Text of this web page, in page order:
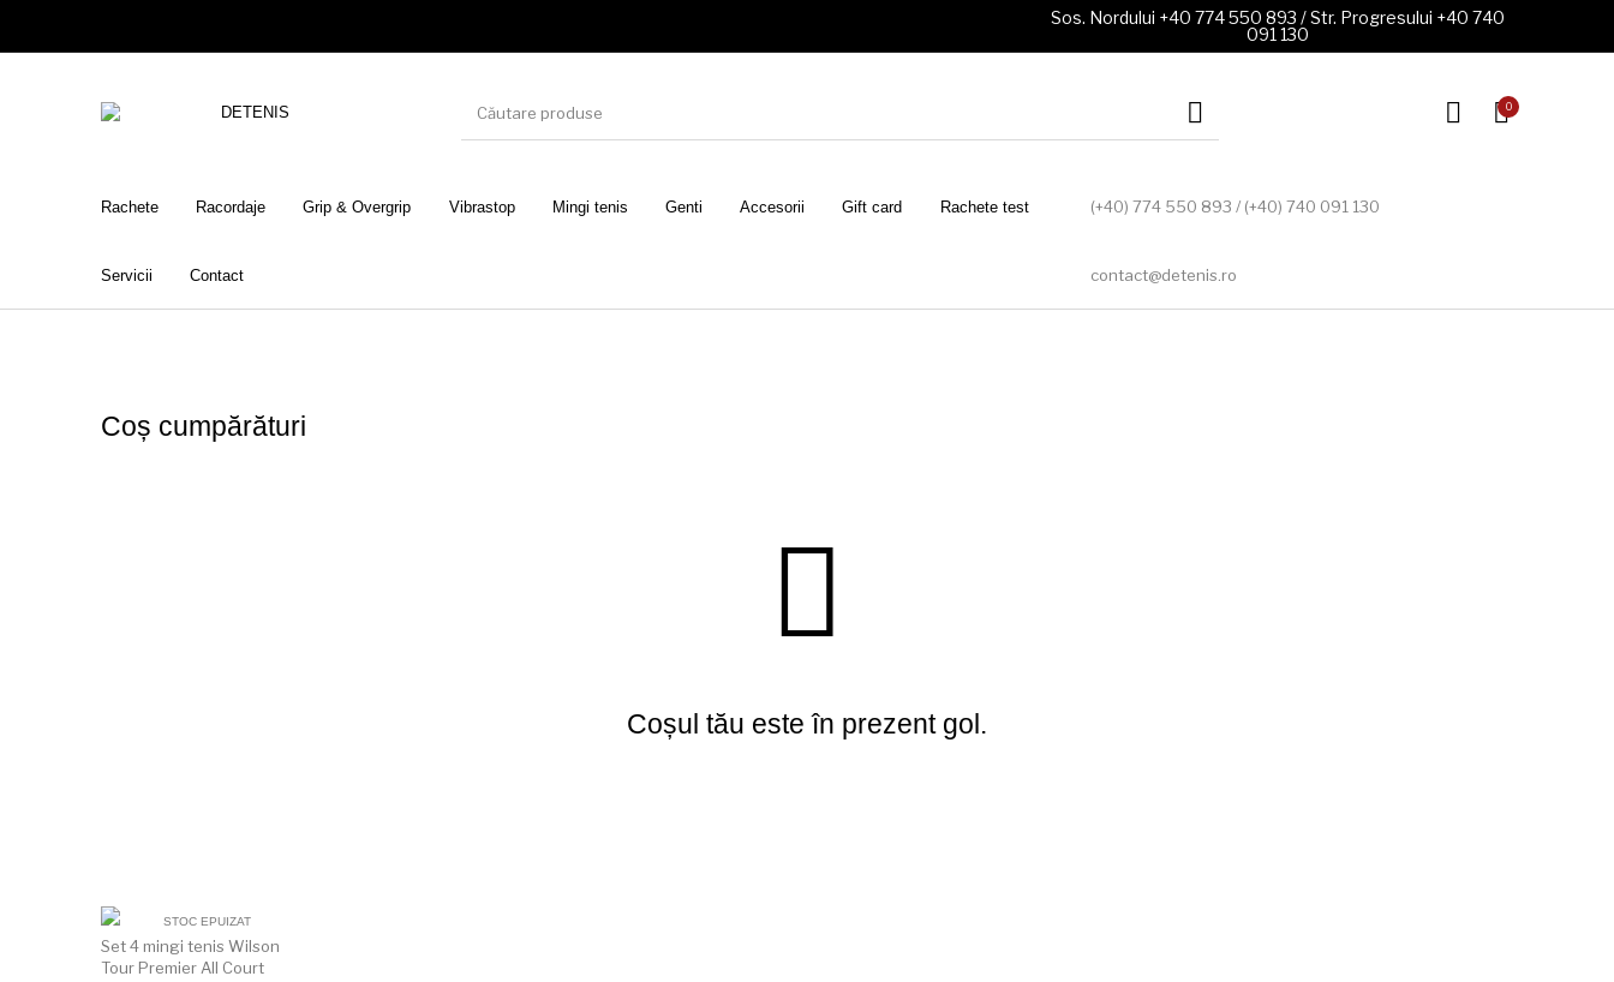
Sos. Nordului +40 774 550 893 / Str. Progresului +40 740
091 130
0
Rachete Racordaje Grip & Overgrip Vibrastop Mingi tenis Genti Accesorii Gift card Rachete test
Servicii Contact
(+40) 774 550 893 / (+40) 740 091 130
contact@detenis.ro
Coș cumpărături
Coșul tău este în prezent gol.
STOC EPUIZAT
Set 4 mingi tenis Wilson
Tour Premier All Court